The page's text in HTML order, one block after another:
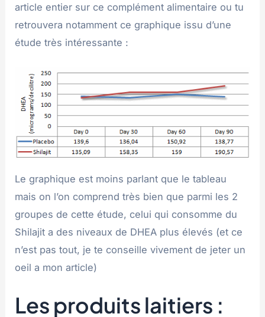
article entier sur ce complément alimentaire ou tu
retrouvera notamment ce graphique issu d’une
étude très intéressante :
Le graphique est moins parlant que le tableau
mais on l’on comprend très bien que parmi les 2
groupes de cette étude, celui qui consomme du
Shilajit a des niveaux de DHEA plus élevés (et ce
n’est pas tout, je te conseille vivement de jeter un
oeil a mon article)
Les produits laitiers :